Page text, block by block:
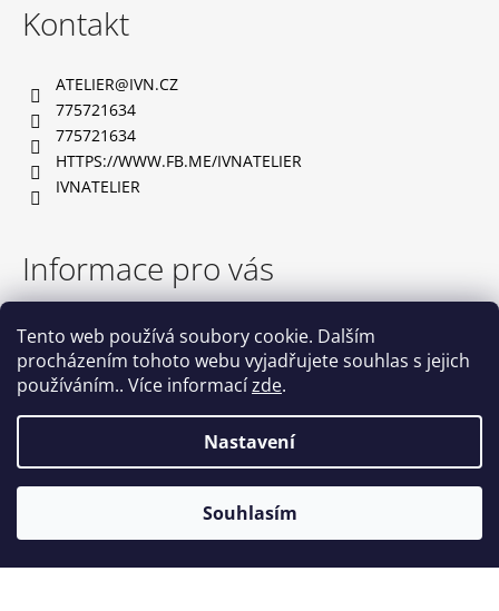
Tento web používá soubory cookie. Dalším
procházením tohoto webu vyjadřujete souhlas s jejich
používáním.. Více informacízde.
Nastavení
Souhlasím
Kontakt
ATELIER@IVN.CZ
775721634
775721634
HTTPS://WWW.FB.ME/IVNATELIER
IVNATELIER
Informace pro vás
TABULKA VELIKOSTÍ
OBCHODNÍ PODMÍNKY
PODMÍNKY OCHRANY OSOBNÍCH ÚDAJŮ
Vytvořil Shoptet
Copyright 2026IVN atelier. Všechna práva vyhrazena.